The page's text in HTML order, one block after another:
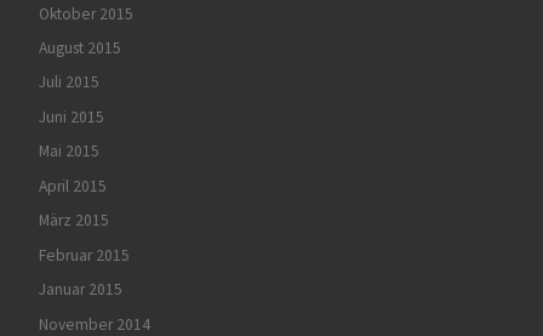
Oktober 2015
August 2015
Juli 2015
Juni 2015
Mai 2015
April 2015
März 2015
Februar 2015
Januar 2015
November 2014